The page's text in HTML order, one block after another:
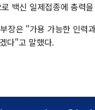
백신 일제접종에 총력
장은 "가용 가능한 인력
다"고 말했다.